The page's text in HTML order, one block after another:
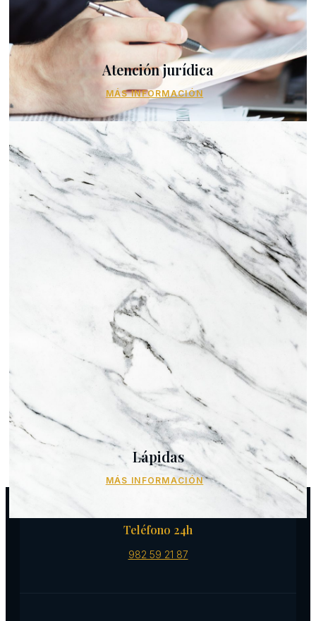
Atención jurídica
MÁS INFORMACIÓN
Lápidas
MÁS INFORMACIÓN
Teléfono 24h
982 59 21 87